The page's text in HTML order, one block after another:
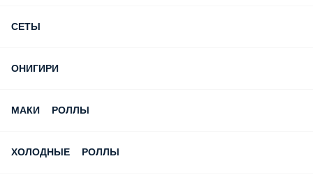
СЕТЫ
ОНИГИРИ
МАКИ РОЛЛЫ
ХОЛОДНЫЕ РОЛЛЫ